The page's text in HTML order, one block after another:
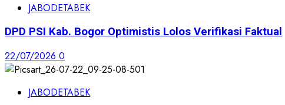
JABODETABEK
DPD PSI Kab. Bogor Optimistis Lolos Verifikasi Faktual
22/07/2026 0
JABODETABEK